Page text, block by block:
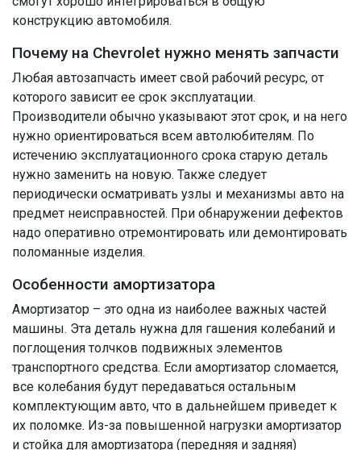
конструкцию автомобиля.
Почему на Chevrolet нужно менять запчасти
Любая автозапчасть имеет свой рабочий ресурс, от
которого зависит ее срок эксплуатации.
Производители обычно указывают этот срок, и на него
нужно ориентироваться всем автолюбителям. По
истечению эксплуатационного срока старую деталь
нужно заменить на новую. Также следует
периодически осматривать узлы и механизмы авто на
предмет неисправностей. При обнаружении дефектов
надо оперативно отремонтировать или демонтировать
поломанные изделия.
Особенности амортизатора
Амортизатор – это одна из наиболее важных частей
машины. Эта деталь нужна для гашения колебаний и
поглощения толчков подвижных элементов
транспортного средства. Если амортизатор сломается,
все колебания будут передаваться остальным
комплектующим авто, что в дальнейшем приведет к
их поломке. Из-за повышенной нагрузки амортизатор
и стойка для амортизатора (передняя и задняя)